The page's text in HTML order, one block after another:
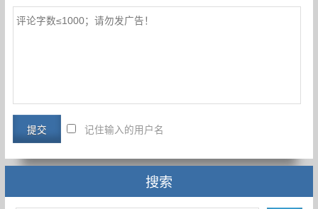
记住输入的用户名
搜索